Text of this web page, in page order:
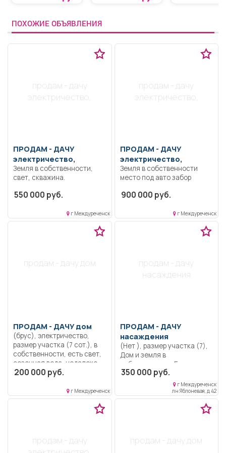
ПОХОЖИЕ ОБЪЯВЛЕНИЯ
продам - дачу
электричество,
ПРОДАМ - ДАЧУ
электричество,
Земля в собственности,
свет, скважина.
550 000 руб.
г Междуреченск
продам - дачу
электричество,
ПРОДАМ - ДАЧУ
электричество,
Земля в собственности
место под авто забор
вода рядом остановка
Домик в собственности.
900 000 руб.
г Междуреченск
продам - дачу дом
ПРОДАМ - ДАЧУ дом
(брус), электричество,
размер участка (7 сот.), в
собственности, есть свет,
сезонная вода, недалеко
от остановки 7 минут
200 000 руб.
г Междуреченск
продам - дачу
насаждения
ПРОДАМ - ДАЧУ
насаждения
(Нет ), размер участка (7),
Дом и земля в
собственности. Есть
городское водоснабжение.
Насаждений нет. Напротив
дачи родник. Находится
СНТ «Яблонька», через
350 000 руб.
г Междуреченск
лн Яблоневая, д 42
продам - дачу
продам - дачу дом